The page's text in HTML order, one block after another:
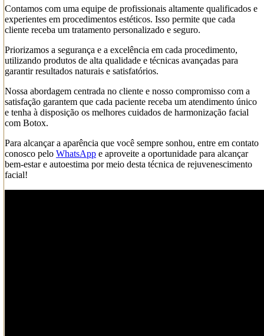
Contamos com uma equipe de profissionais altamente qualificados e
experientes em procedimentos estéticos. Isso permite que cada
cliente receba um tratamento personalizado e seguro.
Priorizamos a segurança e a excelência em cada procedimento,
utilizando produtos de alta qualidade e técnicas avançadas para
garantir resultados naturais e satisfatórios.
Nossa abordagem centrada no cliente e nosso compromisso com a
satisfação garantem que cada paciente receba um atendimento único
e tenha à disposição os melhores cuidados de harmonização facial
com Botox.
Para alcançar a aparência que você sempre sonhou, entre em contato
conosco pelo WhatsApp e aproveite a oportunidade para alcançar
bem-estar e autoestima por meio desta técnica de rejuvenescimento
facial!